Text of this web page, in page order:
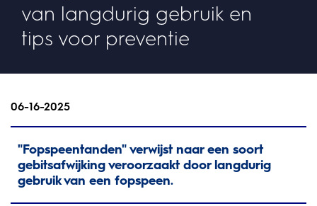
van langdurig gebruik en
tips voor preventie
06-16-2025
"Fopspeentanden" verwijst naar een soort
gebitsafwijking veroorzaakt door langdurig
gebruik van een fopspeen.